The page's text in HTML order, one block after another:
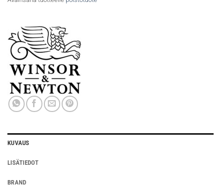
KUVAUS
LISÄTIEDOT
BRAND